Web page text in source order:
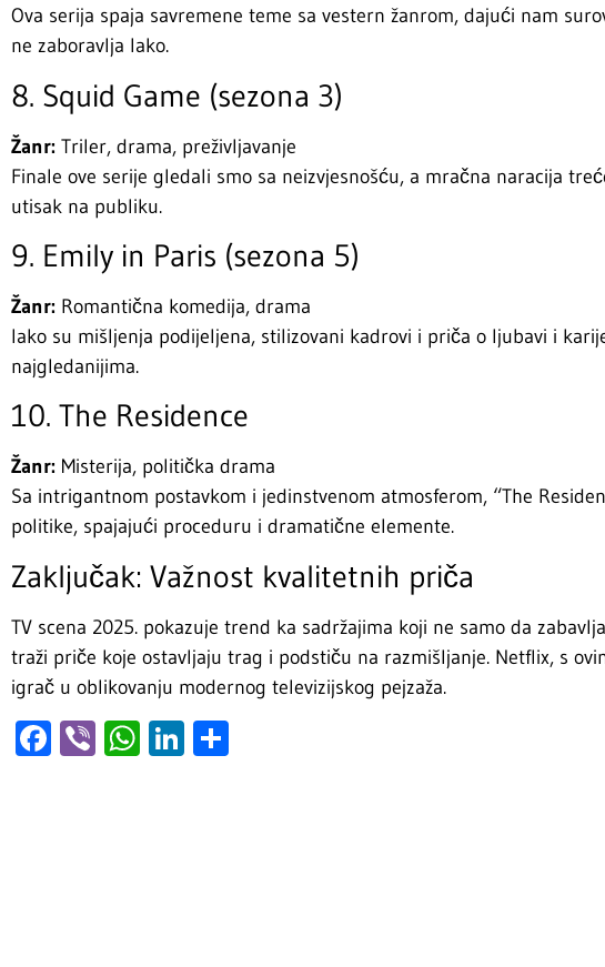
Ova serija spaja savremene teme sa vestern žanrom, dajući nam
ne zaboravlja lako.
8. Squid Game (sezona 3)
Žanr: Triler, drama, preživljavanje
Finale ove serije gledali smo sa neizvjesnošću, a mračna naracija
utisak na publiku.
9. Emily in Paris (sezona 5)
Žanr: Romantična komedija, drama
Iako su mišljenja podijeljena, stilizovani kadrovi i priča o ljubavi i
najgledanijima.
10. The Residence
Žanr: Misterija, politička drama
Sa intrigantnom postavkom i jedinstvenom atmosferom, “The
politike, spajajući proceduru i dramatične elemente.
Zaključak: Važnost kvalitetnih priča
TV scena 2025. pokazuje trend ka sadržajima koji ne samo da
traži priče koje ostavljaju trag i podstiču na razmišljanje. Netflix, s
igrač u oblikovanju modernog televizijskog pejzaža.
Facebook
ViberWhatsApp
LinkedIn